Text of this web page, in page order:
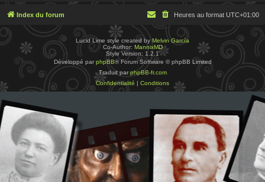
Index du forum Heures au format UTC+01:00
Lucid Lime style created byMelvin García
Co-Author: MannixMD
Style Version: 1.2.1
Développé par phpBB® Forum Software © phpBB Limited
Traduit parphpBB-fr.com
Confidentialité | Conditions